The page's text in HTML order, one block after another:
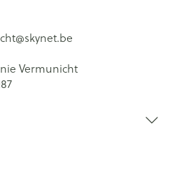
skynet.be
Vermunicht